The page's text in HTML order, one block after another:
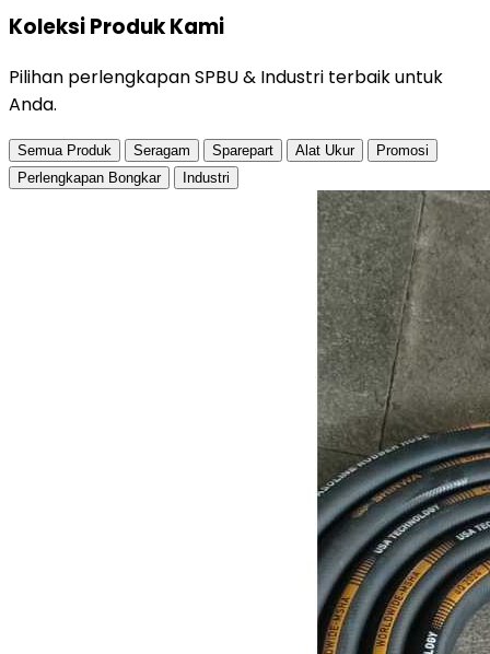
Koleksi ProdukKami
Pilihan perlengkapan SPBU & Industri terbaik untuk
Anda.
Semua Produk Seragam Sparepart Alat Ukur
Promosi
Perlengkapan Bongkar
Industri